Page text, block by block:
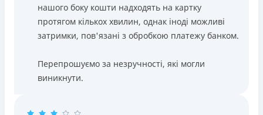
нашого боку кошти надходять на картку
протягом кількох хвилин, однак іноді можливі
затримки, пов'язані з обробкою платежу банком.
Перепрошуємо за незручності, які могли
виникнути.